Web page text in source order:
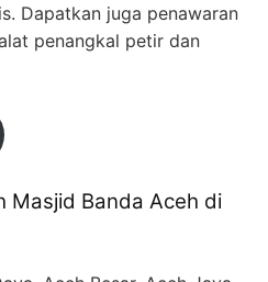
Dapatkan juga penawaran
penangkal petir dan
Masjid Banda Aceh di